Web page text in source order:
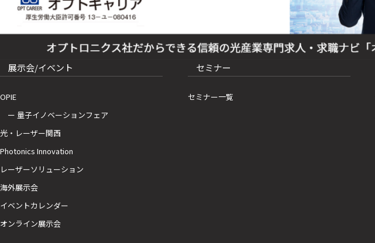
展示会/イベント
OPIE
ー 量子イノベーションフェア
光・レーザー関西
Photonics Innovation
レーザーソリューション
海外展示会
イベントカレンダー
オンライン展示会
セミナー
セミナー一覧